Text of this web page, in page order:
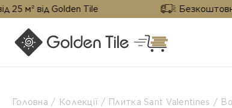
Golden Tile Безкоштовна
Головна Колекції Плитка Sant Valentines